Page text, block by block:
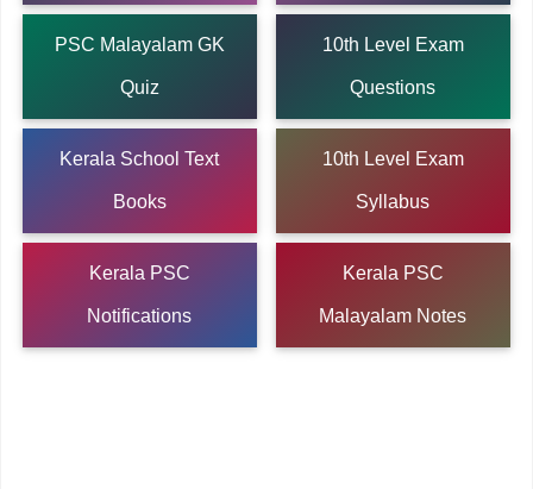
PSC Malayalam GK
Quiz
10th Level Exam
Questions
Kerala School Text
Books
10th Level Exam
Syllabus
Kerala PSC
Notifications
Kerala PSC
Malayalam Notes